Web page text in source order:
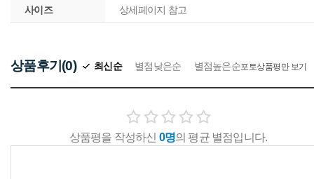
사이즈 상세페이지 참고
상품후기(0) 최신순 별점낮은순 별점높은순포토상품평만 보기
상품평을 작성하신 0명의 평균 별점입니다.